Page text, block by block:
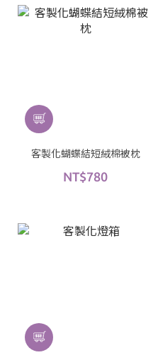
客製化蝴蝶結短絨棉被枕
NT$780